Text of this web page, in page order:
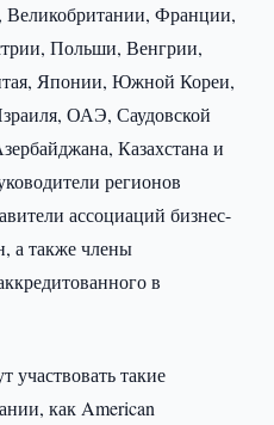
Франции,
Польши, Венгрии,
Японии, Южной Кореи,
ОАЭ, Саудовской
Казахстана и
регионов
ассоциаций бизнес-
а также члены
в
участвовать такие
как American